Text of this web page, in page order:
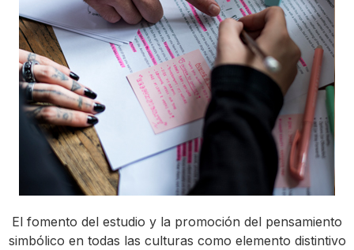
El fomento del estudio y la promoción del pensamiento
simbólico en todas las culturas como elemento distintivo